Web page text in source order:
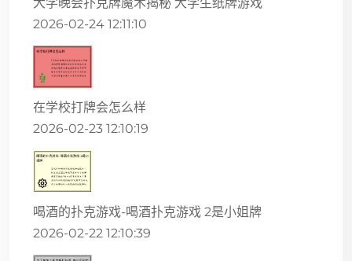
2026-02-24 12:11:10
在学校打牌会怎么样
2026-02-23 12:10:19
喝酒的扑克游戏-喝酒扑克游戏 2是小姐牌
2026-02-22 12:10:39